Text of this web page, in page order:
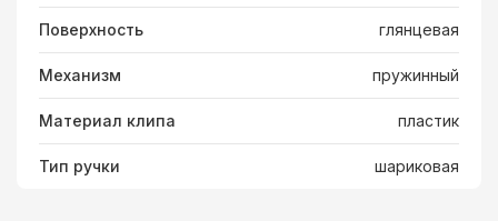
Поверхность глянцевая
Механизм пружинный
Материал клипа пластик
Тип ручки шариковая